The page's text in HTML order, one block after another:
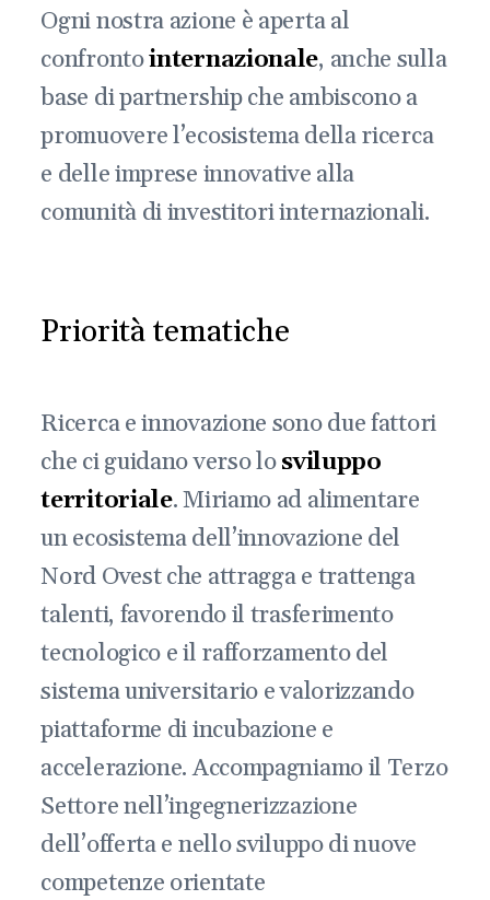
Ogni nostra azione è aperta al
confrontointernazionale, anche sulla
base di partnership che ambiscono a
promuovere l’ecosistema della ricerca
e delle imprese innovative alla
comunità di investitori internazionali.
Priorità tematiche
Ricerca e innovazione sono due fattori
che ci guidano verso losviluppo
territoriale. Miriamo ad alimentare
un ecosistema dell’innovazione del
Nord Ovest che attragga e trattenga
talenti, favorendo il trasferimento
tecnologico e il rafforzamento del
sistema universitario e valorizzando
piattaforme di incubazione e
accelerazione. Accompagniamo il Terzo
Settore nell’ingegnerizzazione
dell’offerta e nello sviluppo di nuove
competenze orientate